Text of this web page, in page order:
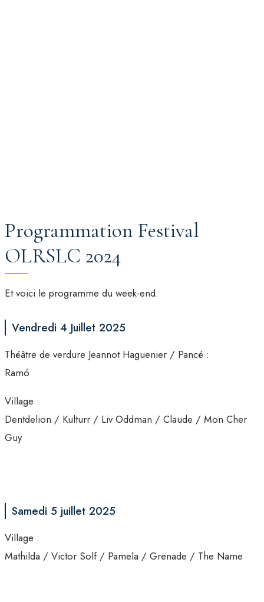
Programmation Festival
OLRSLC 2024
Et voici le programme du week-end.
Vendredi 4 Juillet 2025
Théâtre de verdure Jeannot Haguenier / Pancé :
Ramó
Village :
Dentdelion / Kulturr / Liv Oddman / Claude / Mon Cher
Guy
Samedi 5 juillet 2025
Village :
Mathilda / Victor Solf / Pamela / Grenade / The Name